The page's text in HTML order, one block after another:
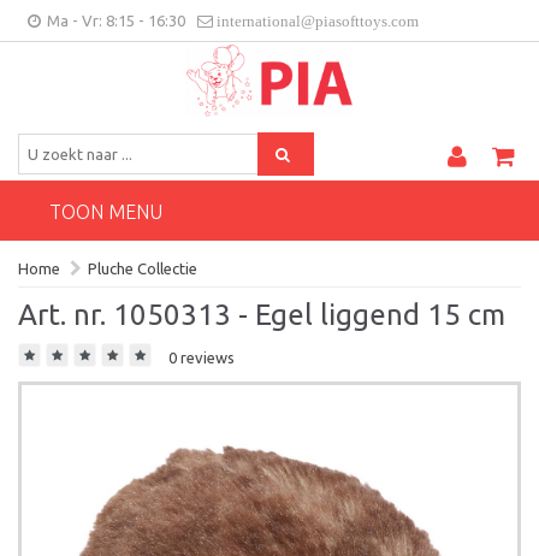
Ma - Vr: 8:15 - 16:30 international@piasofttoys.com
Klantenfeedback
BE/NL
TOON MENU
Home Pluche Collectie
Art. nr. 1050313 - Egel liggend 15 cm
0 reviews